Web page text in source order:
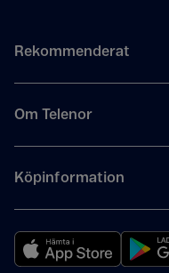
Rekommenderat
Om Telenor
Köpinformation